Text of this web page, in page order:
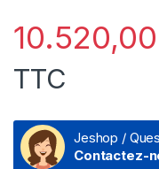
10.520,00
TTC
Jeshop /
Contactez-